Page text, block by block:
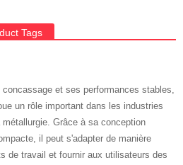
Tags
et ses performances stables,
un rôle important dans les industries
Grâce à sa conception
il peut s'adapter de manière
de travail et fournir aux utilisateurs des